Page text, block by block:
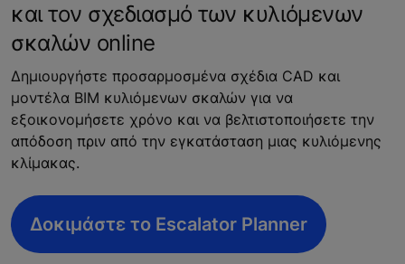
και τον σχεδιασμό των κυλιόμενων
σκαλών online
Δημιουργήστε προσαρμοσμένα σχέδια CAD και
μοντέλα BIM κυλιόμενων σκαλών για να
εξοικονομήσετε χρόνο και να βελτιστοποιήσετε την
απόδοση πριν από την εγκατάσταση μιας κυλιόμενης
κλίμακας.
Δοκιμάστε το Escalator Planner